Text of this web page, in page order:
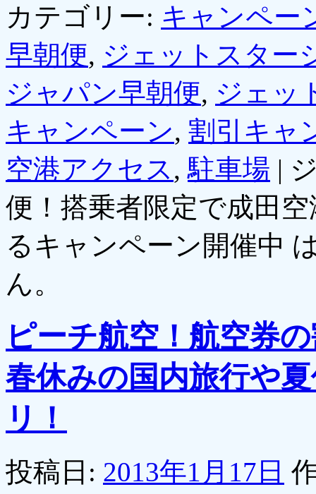
カテゴリー: キャンペー
早朝便, ジェットスター
ジャパン早朝便, ジェッ
キャンペーン, 割引キャ
空港アクセス ,駐車場 |
便！搭乗者限定で成田
るキャンペーン開催中
ん。
ピーチ航空！航空券
春休みの国内旅行や
リ！
投稿日: 2013年1月17日